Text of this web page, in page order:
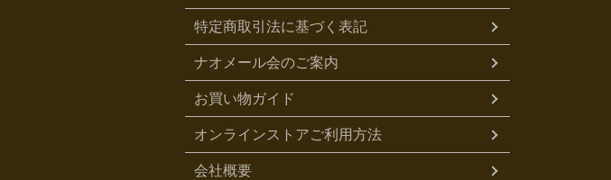
特定商取引法に基づく表記
ナオメール会のご案内
お買い物ガイド
オンラインストアご利用方法
会社概要